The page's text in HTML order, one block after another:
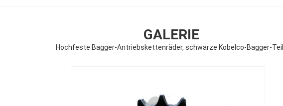
GALERIE
Hochfeste Bagger-Antriebskettenräder, schwarze Kobelco-Bagger-